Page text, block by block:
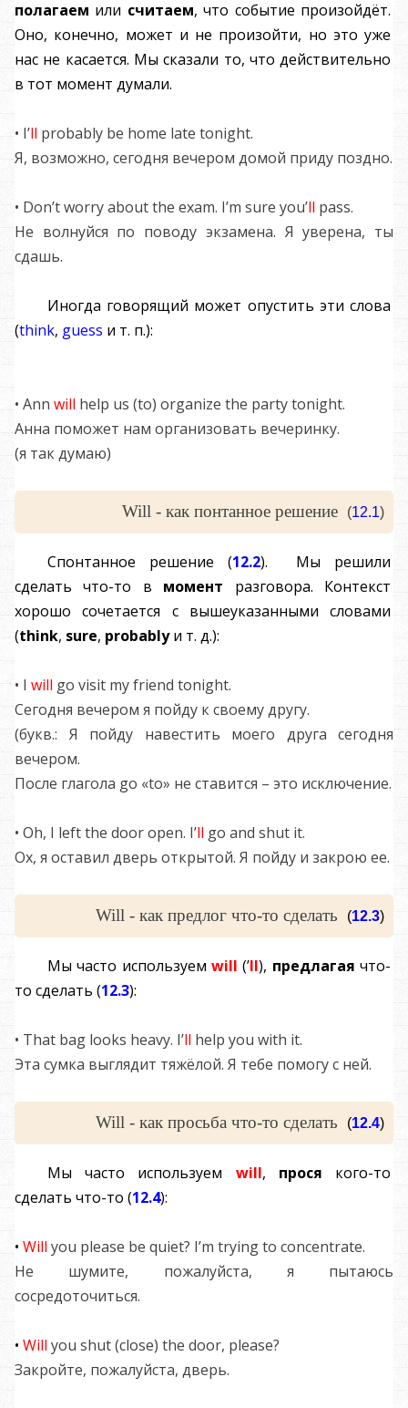
полагаем или считаем, что событие произойдёт.
Оно, конечно, может и не произойти, но это уже
нас не касается. Мы сказали то, что действительно
в тот момент думали.
• I’ll probably be home late tonight.
Я, возможно, сегодня вечером домой приду поздно.
• Don’t worry about the exam. I’m sure you’ll pass.
Не волнуйся по поводу экзамена. Я уверена, ты
сдашь.
Иногда говорящий может опустить эти слова
(think, guess и т. п.):
• Ann will help us (to) organize the party tonight.
Анна поможет нам организовать вечеринку.
(я так думаю)
Will - как понтанное решение (12.1)
Спонтанное решение(12.2). Мы решили
сделать что-то в момент разговора. Контекст
хорошо сочетается с вышеуказанными словами
(think, sure, probablyи т. д.):
• I will go visit my friend tonight.
Сегодня вечером я пойду к своему другу.
(букв.: Я пойду навестить моего друга сегодня
вечером.
После глагола go «to» не ставится – это исключение.
• Oh, I left the door open. I’ll go and shut it.
Ох, я оставил дверь открытой. Я пойду и закрою ее.
Will - как предлог что-то сделать (12.3)
Мы часто используемwill(’ll), предлагаячто-
то сделать (12.3):
• That bag looks heavy. I’ll help you with it.
Эта сумка выглядит тяжёлой. Я тебе помогу с ней.
Will - как просьба что-то сделать (12.4)
Мы часто используем will, прося кого-то
сделать что-то (12.4):
• Will you please be quiet? I’m trying to concentrate.
Не шумите, пожалуйста, я пытаюсь
сосредоточиться.
• Will you shut (close) the door, please?
Закройте, пожалуйста, дверь.